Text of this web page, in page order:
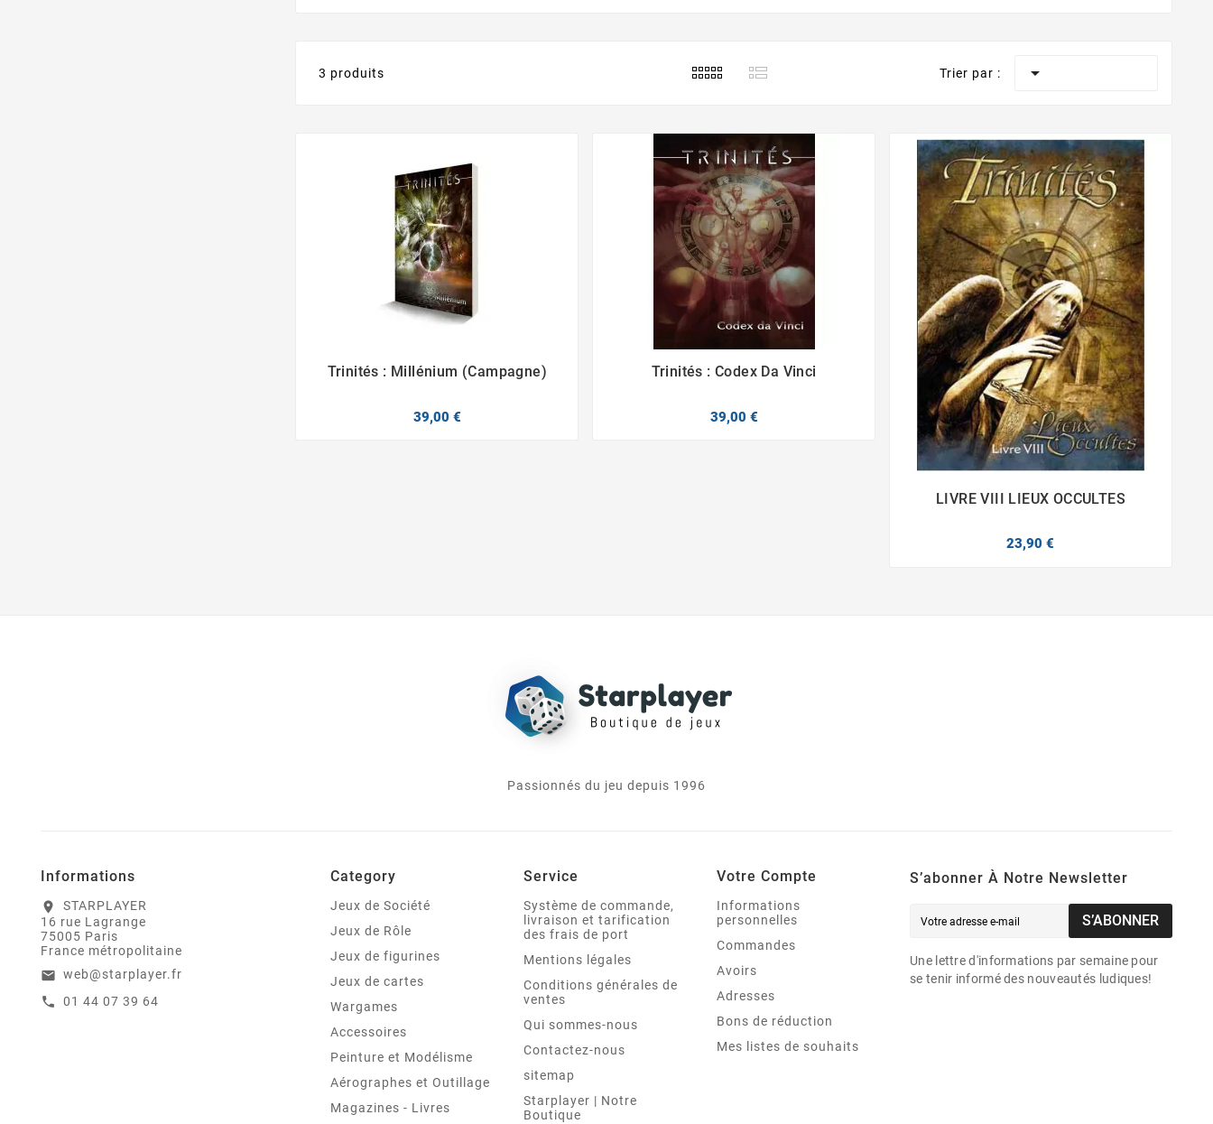
3 produits Trier par : 

Trinités : Millénium (Campagne)
39,00 €
Trinités : Codex Da Vinci
39,00 €
LIVRE VIII LIEUX OCCULTES
23,90 €
Passionnés du jeu depuis 1996
Informations
location_on
STARPLAYER
16 rue Lagrange
75005 Paris
France métropolitaine
email web@starplayer.fr
call 01 44 07 39 64
Category
Jeux de Société
Jeux de Rôle
Jeux de figurines
Jeux de cartes
Wargames
Accessoires
Peinture et Modélisme
Aérographes et Outillage
Magazines - Livres
Service
Système de commande,
livraison et tarification
des frais de port
Mentions légales
Conditions générales de
ventes
Qui sommes-nous
Contactez-nous
sitemap
Starplayer | Notre
Boutique
Votre Compte
Informations
personnelles
Commandes
Avoirs
Adresses
Bons de réduction
Mes listes de souhaits
S’abonner À Notre Newsletter
S’ABONNER
Une lettre d'informations par semaine pour
se tenir informé des nouveautés ludiques!